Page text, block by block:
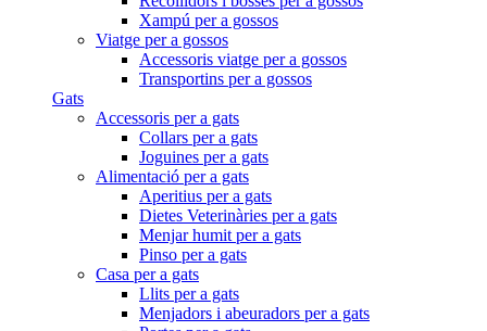
Xampú per a gossos
Viatge per a gossos
Accessoris viatge per a gossos
Transportins per a gossos
Gats
Accessoris per a gats
Collars per a gats
Joguines per a gats
Alimentació per a gats
Aperitius per a gats
Dietes Veterinàries per a gats
Menjar humit per a gats
Pinso per a gats
Casa per a gats
Llits per a gats
Menjadors i abeuradors per a gats